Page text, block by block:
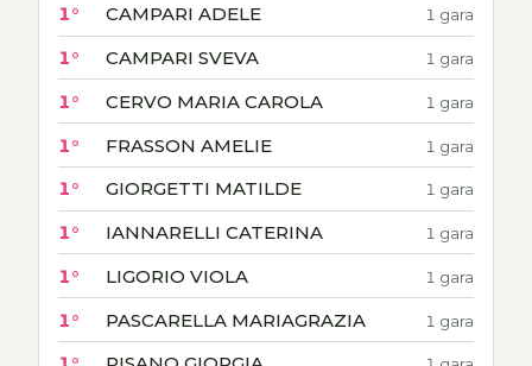
1° CAMPARI ADELE 1 gara
1° CAMPARI SVEVA 1 gara
1° CERVO MARIA CAROLA 1 gara
1° FRASSON AMELIE 1 gara
1° GIORGETTI MATILDE 1 gara
1° IANNARELLI CATERINA 1 gara
1° LIGORIO VIOLA 1 gara
1° PASCARELLA MARIAGRAZIA 1 gara